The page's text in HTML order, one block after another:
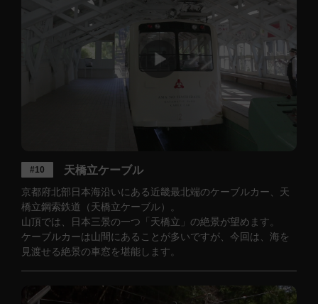
#10 天橋立ケーブル
京都府北部日本海沿いにある近畿最北端のケーブルカー、天
橋立鋼索鉄道（天橋立ケーブル）。
山頂では、日本三景の一つ「天橋立」の絶景が望めます。
ケーブルカーは山間にあることが多いですが、今回は、海を
見渡せる絶景の車窓を堪能します。